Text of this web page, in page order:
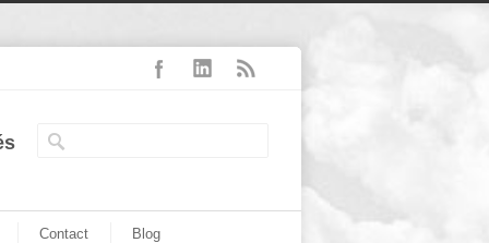
Contact Blog